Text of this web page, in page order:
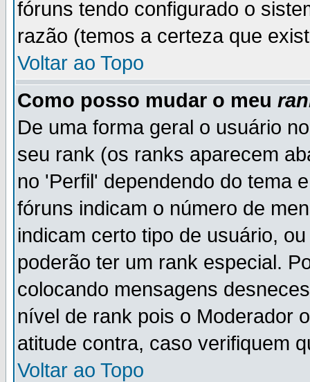
fóruns tendo configurado o
razão (temos a certeza que
Voltar ao Topo
Como posso mudar o meu
De uma forma geral o usuário
seu rank (os ranks aparecem
no 'Perfil' dependendo do tema
fóruns indicam o número de
indicam certo tipo de usuário,
poderão ter um rank especial.
colocando mensagens
nível de rank pois o Moderador
atitude contra, caso verifiquem
Voltar ao Topo